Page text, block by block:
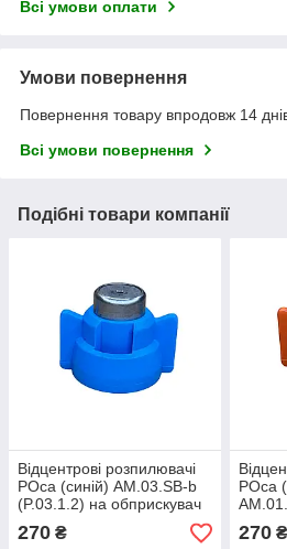
Всі умови оплати
Умови повернення
Повернення товару впродовж 14
Всі умови повернення
Подібні товари компанії
Відцентрові розпилювачі
РОса (синій) AM.03.SB-b
(P.03.1.2) на обприскувач
270 ₴
РОса
270₴